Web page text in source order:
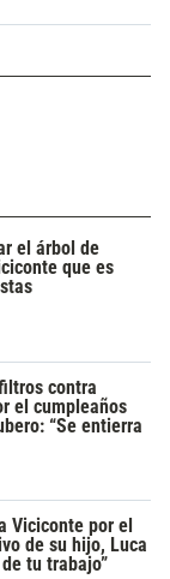
el árbol de
que es
contra
el cumpleaños
“Se entierra
Viciconte por el
de su hijo, Luca
tu trabajo”